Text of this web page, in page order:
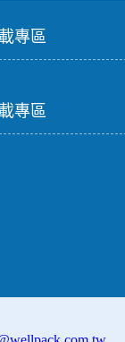
載專區
載專區